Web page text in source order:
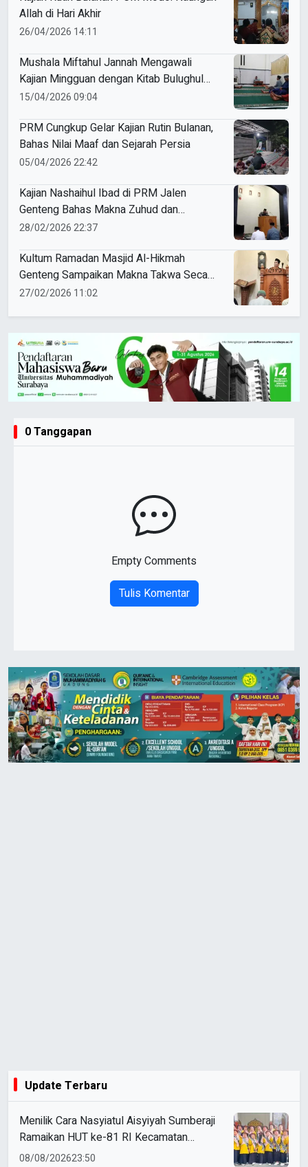
Allah di Hari Akhir
26/04/2026 14:11
Mushala Miftahul Jannah Mengawali
Kajian Mingguan dengan Kitab Bulughul
Maram
15/04/2026 09:04
PRM Cungkup Gelar Kajian Rutin Bulanan,
Bahas Nilai Maaf dan Sejarah Persia
05/04/2026 22:42
Kajian Nashaihul Ibad di PRM Jalen
Genteng Bahas Makna Zuhud dan
Keteguhan Iman
28/02/2026 22:37
Kultum Ramadan Masjid Al-Hikmah
Genteng Sampaikan Makna Takwa Secara
Mendalam
27/02/2026 11:02
0 Tanggapan
Empty Comments
Tulis Komentar
Update Terbaru
Menilik Cara Nasyiatul Aisyiyah Sumberaji
Ramaikan HUT ke-81 RI Kecamatan
Sukodadi
08/08/202623:50